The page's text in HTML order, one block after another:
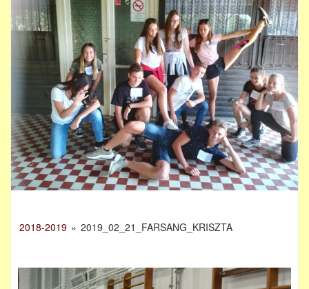
2018-2019 » 2019_02_21_FARSANG_KRISZTA